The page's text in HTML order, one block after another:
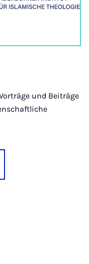
und Beiträge